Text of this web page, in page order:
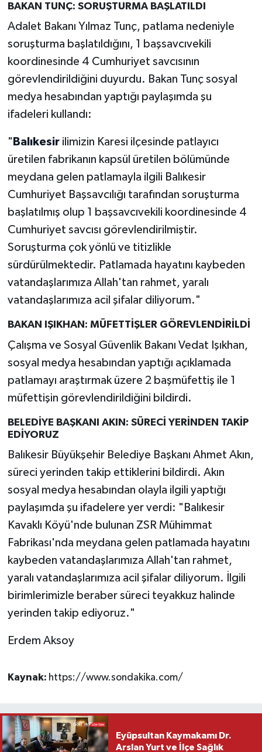
BAKAN TUNÇ: SORUŞTURMA BAŞLATILDI
Adalet Bakanı Yılmaz Tunç, patlama nedeniyle
soruşturma başlatıldığını, 1 başsavcıvekili
koordinesinde 4 Cumhuriyet savcısının
görevlendirildiğini duyurdu. Bakan Tunç sosyal
medya hesabından yaptığı paylaşımda şu
ifadeleri kullandı:
" Balıkesirilimizin Karesi ilçesinde patlayıcı
üretilen fabrikanın kapsül üretilen bölümünde
meydana gelen patlamayla ilgili Balıkesir
Cumhuriyet Başsavcılığı tarafından soruşturma
başlatılmış olup 1 başsavcıvekili koordinesinde 4
Cumhuriyet savcısı görevlendirilmiştir.
Soruşturma çok yönlü ve titizlikle
sürdürülmektedir. Patlamada hayatını kaybeden
vatandaşlarımıza Allah'tan rahmet, yaralı
vatandaşlarımıza acil şifalar diliyorum."
BAKAN IŞIKHAN: MÜFETTİŞLER GÖREVLENDİRİLDİ
Çalışma ve Sosyal Güvenlik Bakanı Vedat Işıkhan,
sosyal medya hesabından yaptığı açıklamada
patlamayı araştırmak üzere 2 başmüfettiş ile 1
müfettişin görevlendirildiğini bildirdi.
BELEDİYE BAŞKANI AKIN: SÜRECİ YERİNDEN TAKİP
EDİYORUZ
Balıkesir Büyükşehir Belediye Başkanı Ahmet Akın,
süreci yerinden takip ettiklerini bildirdi. Akın
sosyal medya hesabından olayla ilgili yaptığı
paylaşımda şu ifadelere yer verdi: "Balıkesir
Kavaklı Köyü'nde bulunan ZSR Mühimmat
Fabrikası'nda meydana gelen patlamada hayatını
kaybeden vatandaşlarımıza Allah'tan rahmet,
yaralı vatandaşlarımıza acil şifalar diliyorum. İlgili
birimlerimizle beraber süreci teyakkuz halinde
yerinden takip ediyoruz."
Erdem Aksoy
Kaynak: https://www.sondakika.com/
Eyüpsultan Kaymakamı Dr.
Arslan Yurt ve İlçe Sağlık